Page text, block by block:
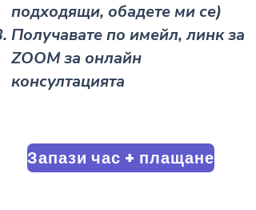
подходящи, обадете ми се)
Получавате по имейл, линк за
ZOOM за онлайн
консултацията
Запази час + плащане